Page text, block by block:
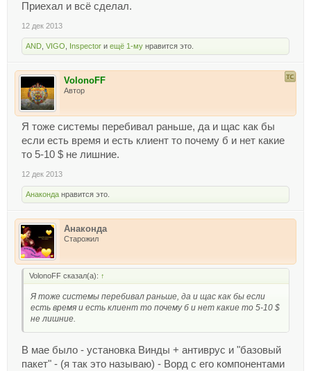
Приехал и всё сделал.
12 дек 2013
AND VIGO Inspector и ещё 1-му нравится это.
VolonoFF
Автор
Я тоже системы перебивал раньше, да и щас как бы
если есть время и есть клиент то почему б и нет какие
то 5-10 $ не лишние.
12 дек 2013
Анаконда нравится это.
Анаконда
Старожил
VolonoFF сказал(а): ↑
Я тоже системы перебивал раньше, да и щас как бы если
есть время и есть клиент то почему б и нет какие то 5-10 $
не лишние.
В мае было - установка Винды + антиврус и "базовый
пакет" - (я так это называю) - Ворд с его компонентами